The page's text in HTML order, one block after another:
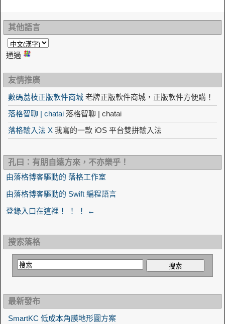
其他語言
通過
友情推廣
數碼荔枝正版軟件商城 老牌正版軟件商城，正版軟件方便購！
落格智聊 | chatai 落格智聊 | chatai
落格輸入法 X 我寫的一款 iOS 平台雙拼輸入法
孔曰：有朋自遠方來，不亦樂乎！
由落格博客驅動的 落格工作室
由落格博客驅動的 Swift 編程語言
登錄入口在這裡！ ！ ！ ←
搜索落格
最新發布
SmartKC 低成本角膜地形圖方案